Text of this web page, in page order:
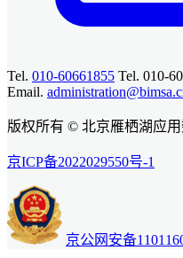
Tel. 010-60661855 Tel. 010-
Email.
版权所有 © 北京雁栖湖应
京ICP备2022029550号-1
京公网安备